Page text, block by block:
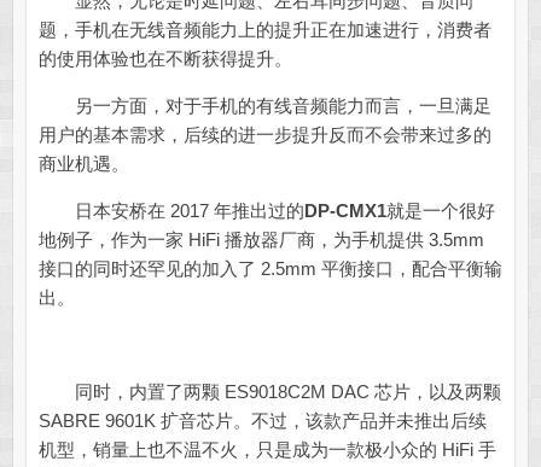
题，手机在无线音频能力上的提升正在加速进行，消费者
的使用体验也在不断获得提升。
另一方面，对于手机的有线音频能力而言，一旦满足
用户的基本需求，后续的进一步提升反而不会带来过多的
商业机遇。
日本安桥在 2017 年推出过的DP-CMX1就是一个很好
地例子，作为一家 HiFi 播放器厂商，为手机提供 3.5mm
接口的同时还罕见的加入了 2.5mm 平衡接口，配合平衡输
出。
同时，内置了两颗 ES9018C2M DAC 芯片，以及两颗
SABRE 9601K 扩音芯片。不过，该款产品并未推出后续
机型，销量上也不温不火，只是成为一款极小众的 HiFi 手